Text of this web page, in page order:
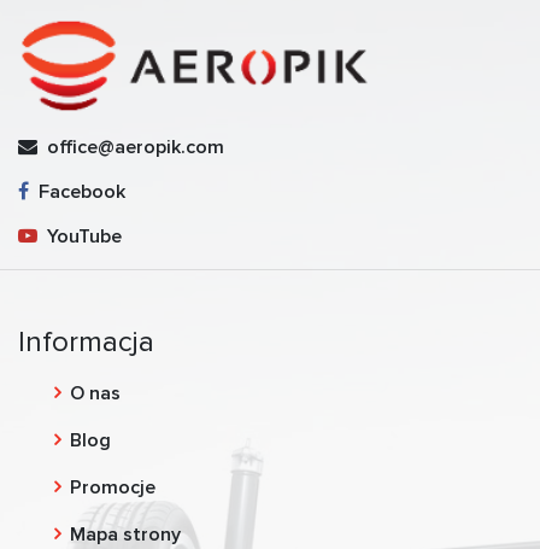
office@aeropik.com
Facebook
YouTube
Informacja
O nas
Blog
Promocje
Mapa strony